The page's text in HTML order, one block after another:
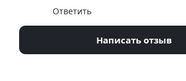
Ответить
Написать отзыв